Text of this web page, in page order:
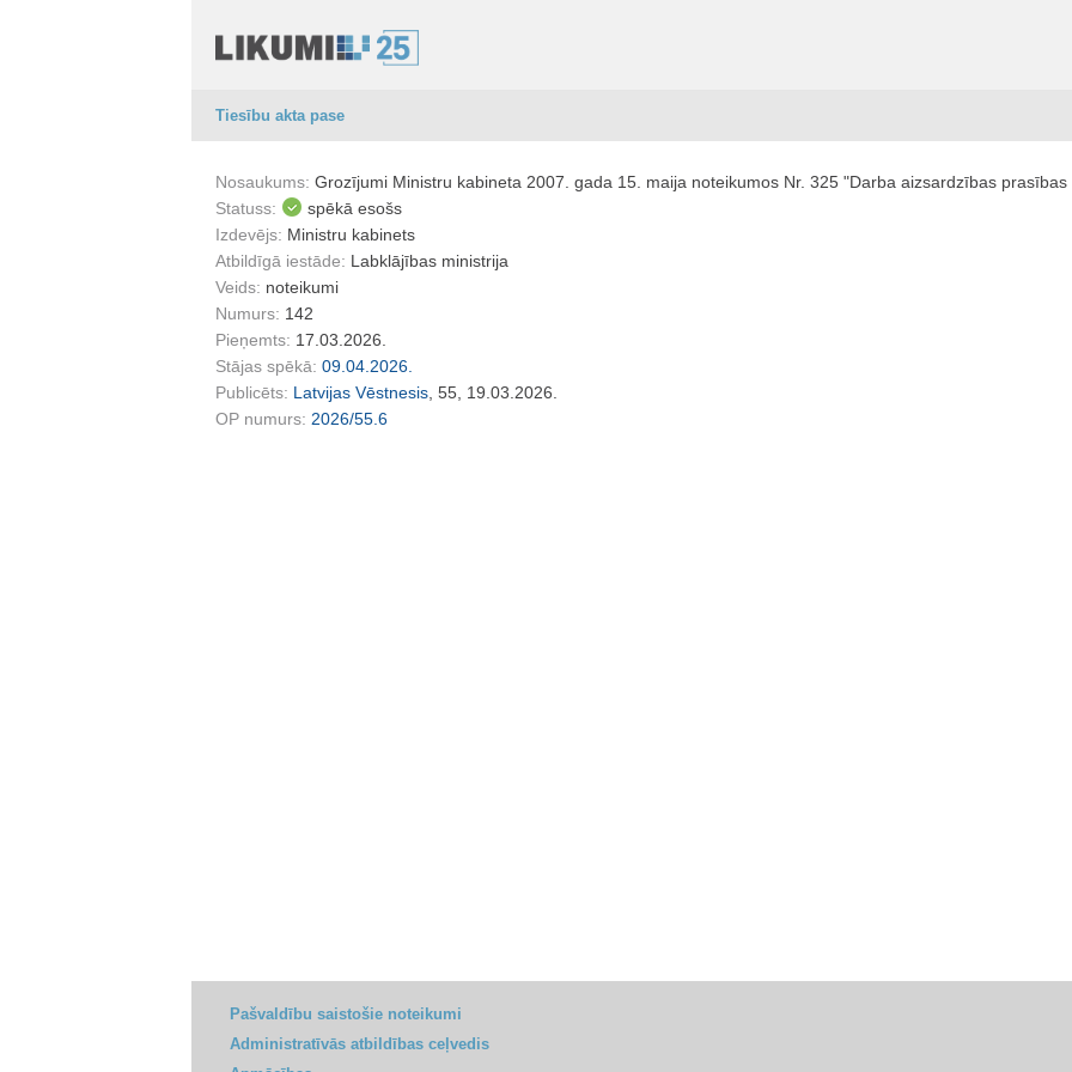
Tiesību akta pase
Nosaukums: Grozījumi Ministru kabineta 2007. gada 15. maija noteikumos Nr. 325 "Darba aizsardzības prasības
Statuss:
spēkā esošs
Izdevējs: Ministru kabinets
Atbildīgā iestāde: Labklājības ministrija
Veids: noteikumi
Numurs: 142
Pieņemts: 17.03.2026.
Stājas spēkā: 09.04.2026.
Publicēts: Latvijas Vēstnesis , 55, 19.03.2026.
OP numurs: 2026/55.6
Pašvaldību saistošie noteikumi
Administratīvās atbildības ceļvedis